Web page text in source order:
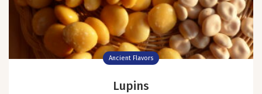
Ancient Flavors
Lupins